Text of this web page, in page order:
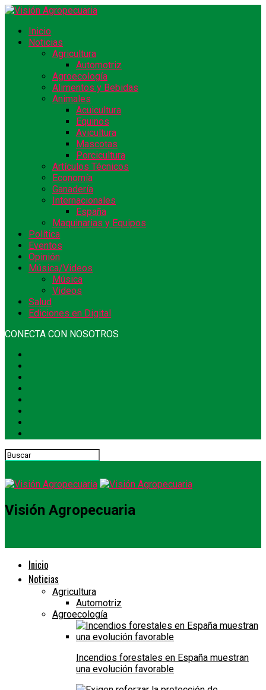
Inicio
Noticias
Agricultura
Automotriz
Agroecología
Alimentos y Bebidas
Animales
Acuicultura
Equinos
Avicultura
Mascotas
Porcicultura
Artículos Técnicos
Economía
Ganadería
Internacionales
España
Maquinarias y Equipos
Política
Eventos
Opinión
Música/Videos
Música
Videos
Salud
Ediciones en Digital
CONECTA CON NOSOTROS
Visión Agropecuaria
Inicio
Noticias
Agricultura
Automotriz
Agroecología
Incendios forestales en España muestran
una evolución favorable